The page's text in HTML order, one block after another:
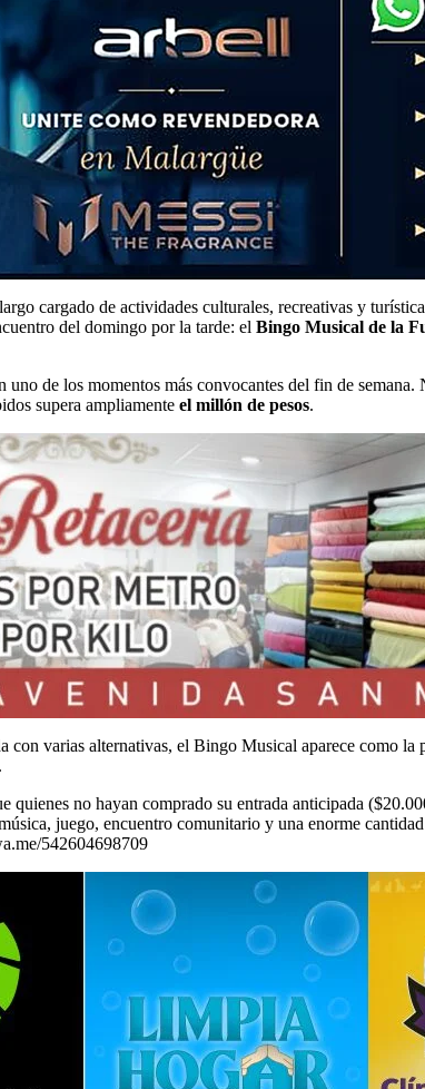
cargado de actividades culturales, recreativas y
del domingo por la tarde: el Bingo Musical de la
uno de los momentos más convocantes del fin de
supera ampliamente el millón de pesos.
con varias alternativas, el Bingo Musical aparece como
quienes no hayan comprado su entrada anticipada
juego, encuentro comunitario y una enorme
542604698709